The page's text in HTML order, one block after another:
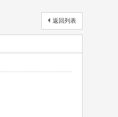
返回列表